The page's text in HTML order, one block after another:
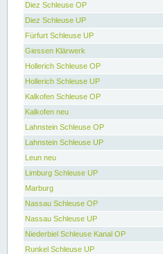
Diez Schleuse OP
Diez Schleuse UP
Fürfurt Schleuse UP
Giessen Klärwerk
Hollerich Schleuse OP
Hollerich Schleuse UP
Kalkofen Schleuse OP
Kalkofen neu
Lahnstein Schleuse OP
Lahnstein Schleuse UP
Leun neu
Limburg Schleuse UP
Marburg
Nassau Schleuse OP
Nassau Schleuse UP
Niederbiel Schleuse Kanal OP
Runkel Schleuse UP